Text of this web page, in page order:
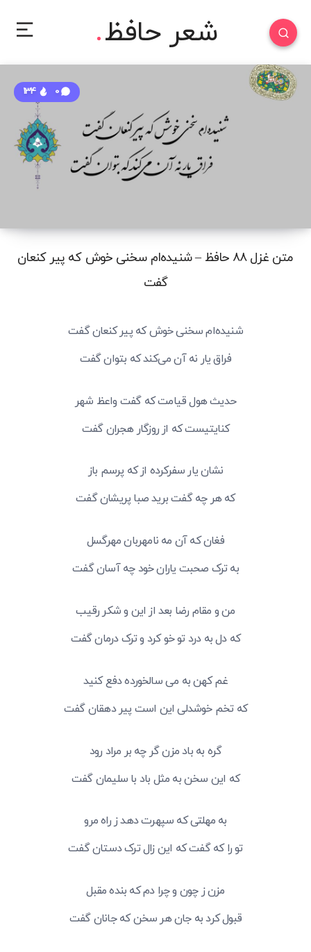
شعر حافظ
متن غزل ۸۸ حافظ – شنیده‌ام سخنی خوش که پیر کنعان
گفت
0
134
شنیده‌ام سخنی خوش که پیر کنعان گفت
فراق یار نه آن می‌کند که بتوان گفت
حدیث هول قیامت که گفت واعظ شهر
کنایتیست که از روزگار هجران گفت
نشان یار سفرکرده از که پرسم باز
که هر چه گفت برید صبا پریشان گفت
فغان که آن مه نامهربان مهرگسل
به ترک صحبت یاران خود چه آسان گفت
من و مقام رضا بعد از این و شکر رقیب
که دل به درد تو خو کرد و ترک درمان گفت
غم کهن به می سالخورده دفع کنید
که تخم خوشدلی این است پیر دهقان گفت
گره به باد مزن گر چه بر مراد رود
که این سخن به مثل باد با سلیمان گفت
به مهلتی که سپهرت دهد ز راه مرو
تو را که گفت که این زال ترک دستان گفت
مزن ز چون و چرا دم که بنده مقبل
قبول کرد به جان هر سخن که جانان گفت